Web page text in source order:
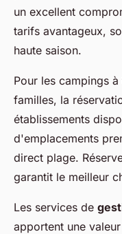
un excellent
tarifs avantageux,
haute saison.
Pour les campings à
familles, la
établissements
d'emplacements
direct plage.
garantit le meilleur
Les services de
apportent une